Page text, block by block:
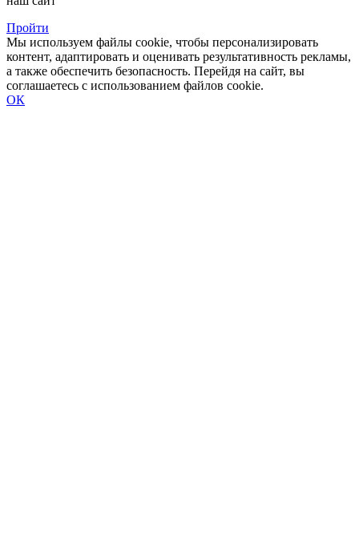
Пройти
Мы используем файлы cookie, чтобы персонализировать
контент, адаптировать и оценивать результативность рекламы,
а также обеспечить безопасность. Перейдя на сайт, вы
соглашаетесь с использованием файлов cookie.
ОК